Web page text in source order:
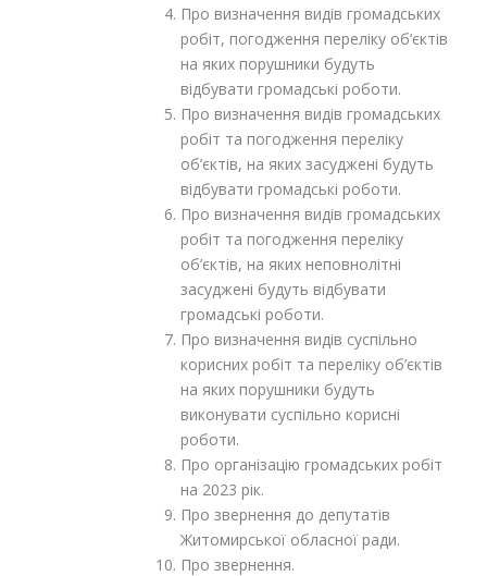
Про визначення видів громадських
робіт, погодження переліку об’єктів
на яких порушники будуть
відбувати громадські роботи.
Про визначення видів громадських
робіт та погодження переліку
об’єктів, на яких засуджені будуть
відбувати громадські роботи.
Про визначення видів громадських
робіт та погодження переліку
об’єктів, на яких неповнолітні
засуджені будуть відбувати
громадські роботи.
Про визначення видів суспільно
корисних робіт та переліку об’єктів
на яких порушники будуть
виконувати суспільно корисні
роботи.
Про організацію громадських робіт
на 2023 рік.
Про звернення до депутатів
Житомирської обласної ради.
Про звернення.